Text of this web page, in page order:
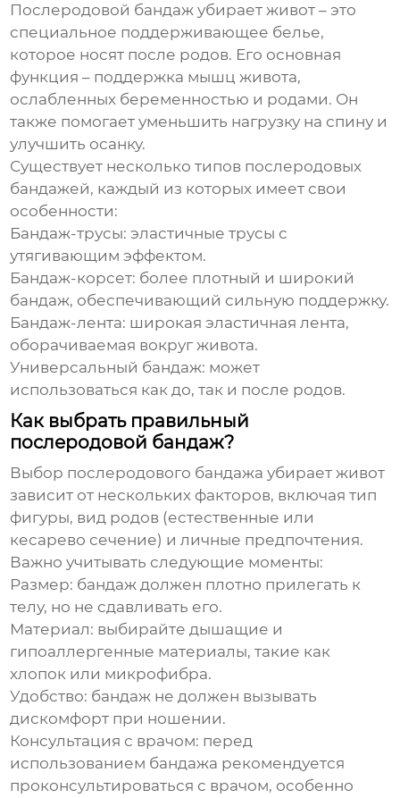
Послеродовой бандаж убирает живот – это
специальное поддерживающее белье,
которое носят после родов. Его основная
функция – поддержка мышц живота,
ослабленных беременностью и родами. Он
также помогает уменьшить нагрузку на спину и
улучшить осанку.
Существует несколько типов послеродовых
бандажей, каждый из которых имеет свои
особенности:
Бандаж-трусы: эластичные трусы с
утягивающим эффектом.
Бандаж-корсет: более плотный и широкий
бандаж, обеспечивающий сильную поддержку.
Бандаж-лента: широкая эластичная лента,
оборачиваемая вокруг живота.
Универсальный бандаж: может
использоваться как до, так и после родов.
Как выбрать правильный
послеродовой бандаж?
Выбор послеродового бандажа убирает живот
зависит от нескольких факторов, включая тип
фигуры, вид родов (естественные или
кесарево сечение) и личные предпочтения.
Важно учитывать следующие моменты:
Размер: бандаж должен плотно прилегать к
телу, но не сдавливать его.
Материал: выбирайте дышащие и
гипоаллергенные материалы, такие как
хлопок или микрофибра.
Удобство: бандаж не должен вызывать
дискомфорт при ношении.
Консультация с врачом: перед
использованием бандажа рекомендуется
проконсультироваться с врачом, особенно